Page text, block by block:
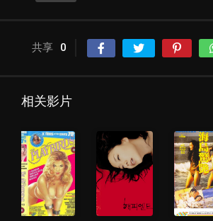
共享 0
相关影片